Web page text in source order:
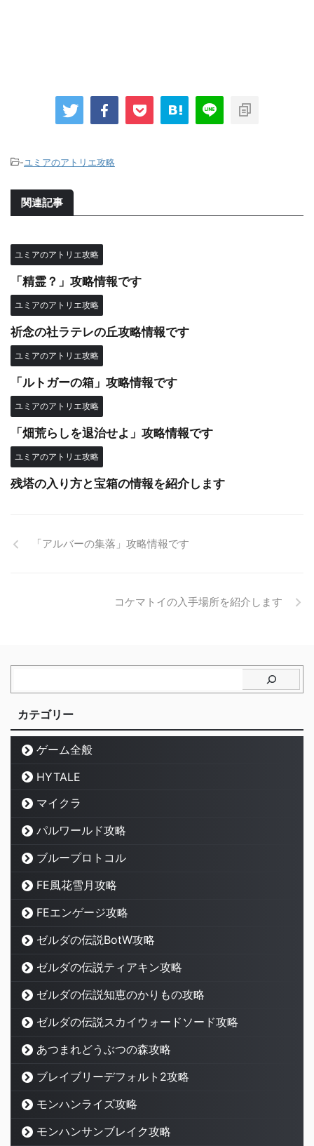
-ユミアのアトリエ攻略
関連記事
ユミアのアトリエ攻略
「精霊？」攻略情報です
ユミアのアトリエ攻略
祈念の社ラテレの丘攻略情報です
ユミアのアトリエ攻略
「ルトガーの箱」攻略情報です
ユミアのアトリエ攻略
「畑荒らしを退治せよ」攻略情報です
ユミアのアトリエ攻略
残塔の入り方と宝箱の情報を紹介します
「アルバーの集落」攻略情報です
コケマトイの入手場所を紹介します
カテゴリー
ゲーム全般
HYTALE
マイクラ
パルワールド攻略
ブループロトコル
FE風花雪月攻略
FEエンゲージ攻略
ゼルダの伝説BotW攻略
ゼルダの伝説ティアキン攻略
ゼルダの伝説知恵のかりもの攻略
ゼルダの伝説スカイウォードソード攻略
あつまれどうぶつの森攻略
ブレイブリーデフォルト2攻略
モンハンライズ攻略
モンハンサンブレイク攻略